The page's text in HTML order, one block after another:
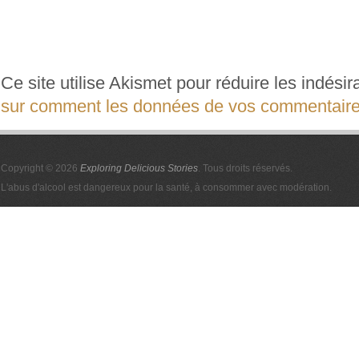
Ce site utilise Akismet pour réduire les
sur comment les données de vos
Copyright © 2026 Exploring Delicious Stories. Tous droits réservés.
L'abus d'alcool est dangereux pour la santé, à consommer avec modération.